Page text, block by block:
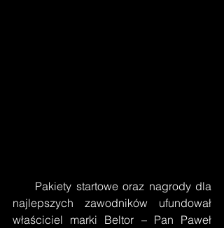
najlepszych zawodników ufundował
właściciel marki Beltor – Pan Paweł